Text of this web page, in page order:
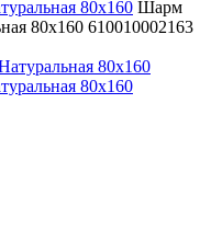
80x160 Шарм
80x160 610010002163
80x160